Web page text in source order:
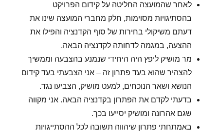
לאחר שהמועצה החליטה על קידום הפרויקט
בהסתיגויות מסוימות, חלק מחברי המועצה שינו את
דעתם משיקולי בחירות של סוף הקדנציה והפילו את
ההצעה, במגמה לדחותה לקדנציה הבאה.
מר מושיק ליפץ היה היחידי שנמנע בהצבעה וממשיך
להצהיר שהוא בעד פתרון זה – אני הצבעתי בעד קידום
הנושא ושאר הנוכחים, למעט מושיק, הצביעו נגד.
בדעתי לקדם את הפתרון בקדנציה הבאה. אני מקווה
שגם אהרונה ומושיק יסייעו בכך.
באמתחתי פתרון שיהווה תשובה לכל ההסתייגויות